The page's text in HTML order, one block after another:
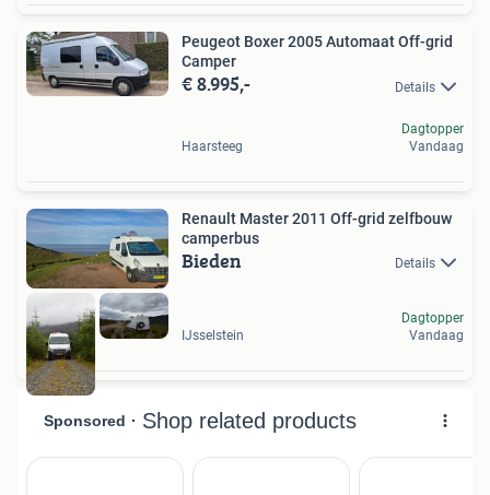
Peugeot Boxer 2005 Automaat Off-grid
Camper
€ 8.995,- Details
Haarsteeg
Dagtopper
Vandaag
Renault Master 2011 Off-grid zelfbouw
camperbus
Bieden Details
IJsselstein
Dagtopper
Vandaag